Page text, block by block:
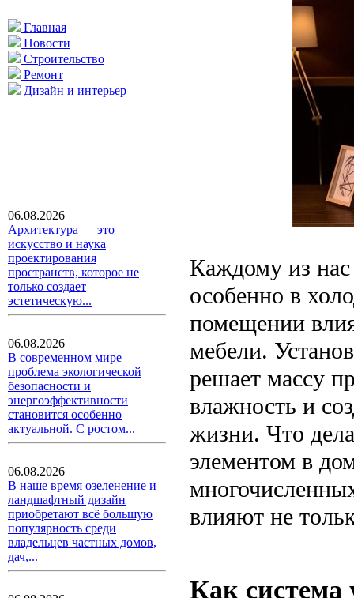
Главная
Новости
Строительство
Ремонт
Дизайн и интерьер
06.08.2026
Архитектура — это
искусство и наука
проектирования
пространств, которое не
только создает
эстетическую...
06.08.2026
В современном мире
проблема экологической
безопасности и
энергоэффективности
становится особенно
актуальной. С ростом...
06.08.2026
В наше время озеленение и
ландшафтный дизайн
приобретают всё большую
популярность среди
владельцев частных домов,
дач,...
Каждому из нас
особенно в
помещении
мебели.
решает массу
влажность и
жизни. Что
элементом в
влияют не
Как система